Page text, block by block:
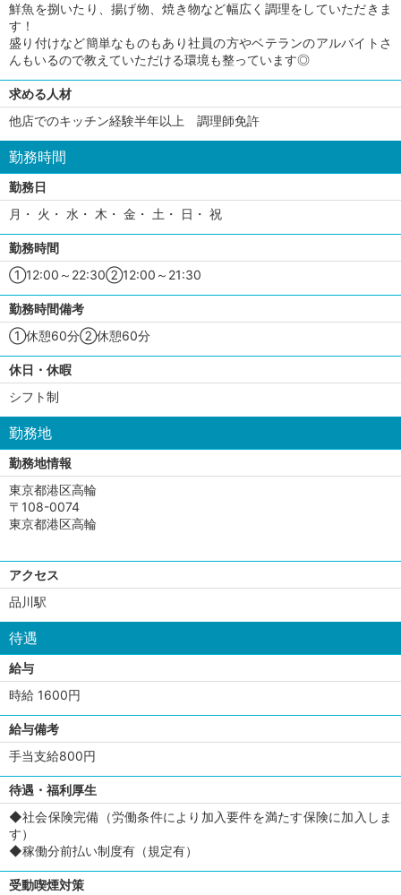
鮮魚を捌いたり、揚げ物、焼き物など幅広く調理をしていただきま
す！
盛り付けなど簡単なものもあり社員の方やベテランのアルバイトさ
んもいるので教えていただける環境も整っています◎
求める人材
他店でのキッチン経験半年以上 調理師免許
勤務時間
勤務日
月・ 火・ 水・ 木・ 金・ 土・ 日・ 祝
勤務時間
①12:00～22:30②12:00～21:30
勤務時間備考
①休憩60分②休憩60分
休日・休暇
シフト制
勤務地
勤務地情報
東京都港区高輪
〒108-0074
東京都港区高輪
アクセス
品川駅
待遇
給与
時給 1600円
給与備考
手当支給800円
待遇・福利厚生
◆社会保険完備（労働条件により加入要件を満たす保険に加入しま
す）
◆稼働分前払い制度有（規定有）
受動喫煙対策